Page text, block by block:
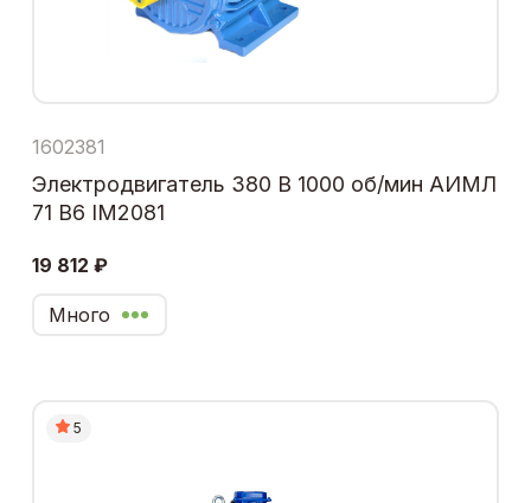
1602381
Электродвигатель 380 В 1000 об/мин АИМЛ
71 В6 IM2081
19 812 ₽
Много
5